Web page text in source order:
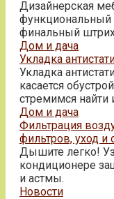
Дизайнерская
функциональный
финальный
Дом и дача
Укладка
Укладка
касается
стремимся
Дом и дача
Фильтрация
фильтров, уход и
Дышите легко!
кондиционере
и астмы.
Новости